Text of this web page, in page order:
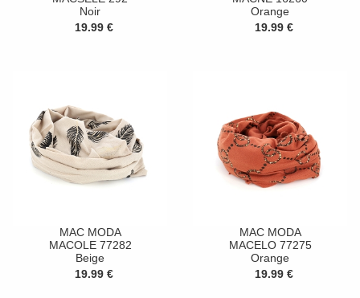
Noir
19.99 €
Orange
19.99 €
MAC MODA
MACOLE 77282
Beige
19.99 €
MAC MODA
MACELO 77275
Orange
19.99 €